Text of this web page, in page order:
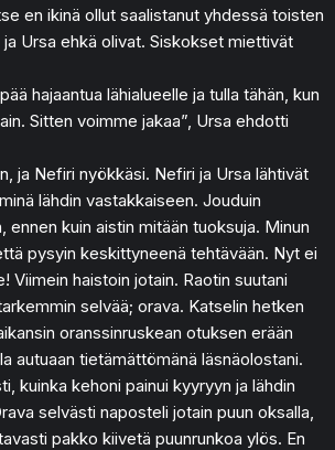
en ikinä ollut saalistanut yhdessä toisten
Ursa ehkä olivat. Siskokset miettivät
hajaantua lähialueelle ja tulla tähän, kun
Sitten voimme jakaa”, Ursa ehdotti
ja Nefiri nyökkäsi. Nefiri ja Ursa lähtivät
lähdin vastakkaiseen. Jouduin
ennen kuin aistin mitään tuoksuja. Minun
pysyin keskittyneenä tehtävään. Nyt ei
Viimein haistoin jotain. Raotin suutani
selvää; orava. Katselin hetken
oranssinruskean otuksen erään
autuaan tietämättömänä läsnäolostani.
kuinka kehoni painui kyyryyn ja lähdin
selvästi naposteli jotain puun oksalla,
pakko kiivetä puunrunkoa ylös. En